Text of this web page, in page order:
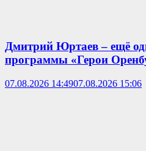
Дмитрий Юртаев – ещё
программы «Герои
07.08.2026 14:4907.08.2026 15:06